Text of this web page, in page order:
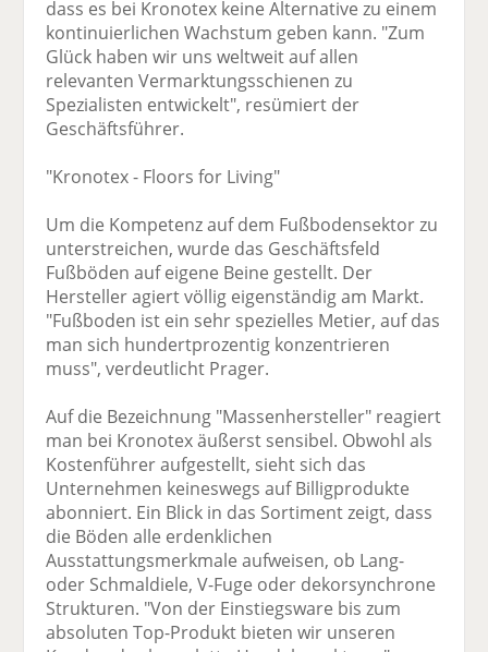
dass es bei Kronotex keine Alternative zu einem
kontinuierlichen Wachstum geben kann. "Zum
Glück haben wir uns weltweit auf allen
relevanten Vermarktungsschienen zu
Spezialisten entwickelt", resümiert der
Geschäftsführer.
"Kronotex - Floors for Living"
Um die Kompetenz auf dem Fußbodensektor zu
unterstreichen, wurde das Geschäftsfeld
Fußböden auf eigene Beine gestellt. Der
Hersteller agiert völlig eigenständig am Markt.
"Fußboden ist ein sehr spezielles Metier, auf das
man sich hundertprozentig konzentrieren
muss", verdeutlicht Prager.
Auf die Bezeichnung "Massenhersteller" reagiert
man bei Kronotex äußerst sensibel. Obwohl als
Kostenführer aufgestellt, sieht sich das
Unternehmen keineswegs auf Billigprodukte
abonniert. Ein Blick in das Sortiment zeigt, dass
die Böden alle erdenklichen
Ausstattungsmerkmale aufweisen, ob Lang-
oder Schmaldiele, V-Fuge oder dekorsynchrone
Strukturen. "Von der Einstiegsware bis zum
absoluten Top-Produkt bieten wir unseren